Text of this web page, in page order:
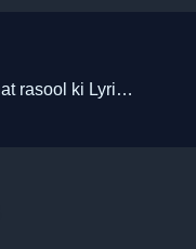
Jannat me leke jayegi chahat rasool ki Lyrics / जन्नत में लेके जाएगी चाहत रसूल की / جنّت میں لے کے جائے گی چاہت رسولؐ کی